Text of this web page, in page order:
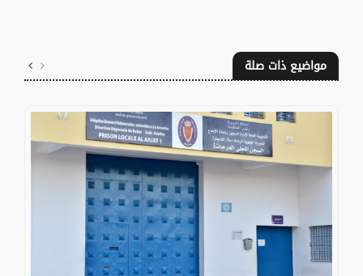
مواضيع ذات صلة